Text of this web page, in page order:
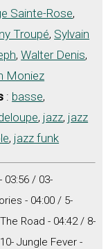
Sainte-Rose,
Troupé, Sylvain
,Walter Denis,
Moniez
: basse,
, jazz, jazz
, jazz funk
03:56 / 03-
- 04:00 / 5-
Road - 04:42 / 8-
Jungle Fever -